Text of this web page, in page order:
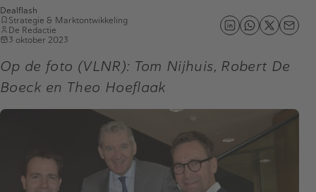
Dealflash
Strategie & Marktontwikkeling
De Redactie
3 oktober 2023
Op de foto (VLNR): Tom Nijhuis, Robert De
Boeck en Theo Hoeflaak